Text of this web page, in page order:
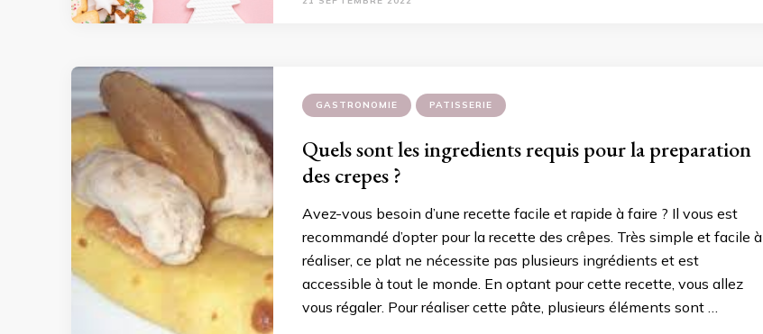
GASTRONOMIE PATISSERIE
Quels sont les ingredients requis pour la preparation
des crepes ?
Avez-vous besoin d’une recette facile et rapide à faire ? Il vous est
recommandé d’opter pour la recette des crêpes. Très simple et facile à
réaliser, ce plat ne nécessite pas plusieurs ingrédients et est
accessible à tout le monde. En optant pour cette recette, vous allez
vous régaler. Pour réaliser cette pâte, plusieurs éléments sont …